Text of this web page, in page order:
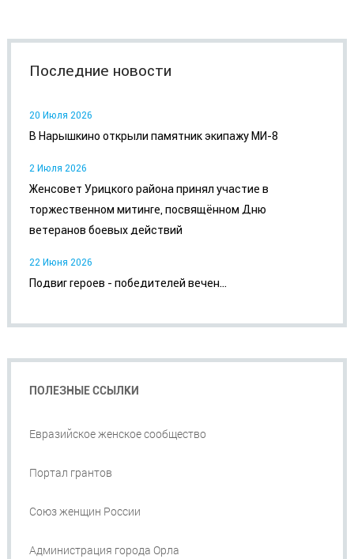
Последние новости
20 Июля 2026
В Нарышкино открыли памятник экипажу МИ-8
2 Июля 2026
Женсовет Урицкого района принял участие в
торжественном митинге, посвящённом Дню
ветеранов боевых действий
22 Июня 2026
Подвиг героев - победителей вечен...
ПОЛЕЗНЫЕ ССЫЛКИ
Евразийское женское сообщество
Портал грантов
Союз женщин России
Администрация города Орла